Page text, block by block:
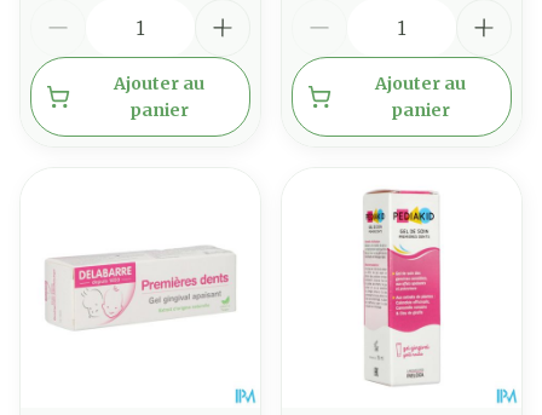
Ajouter au
panier
Ajouter au
panier